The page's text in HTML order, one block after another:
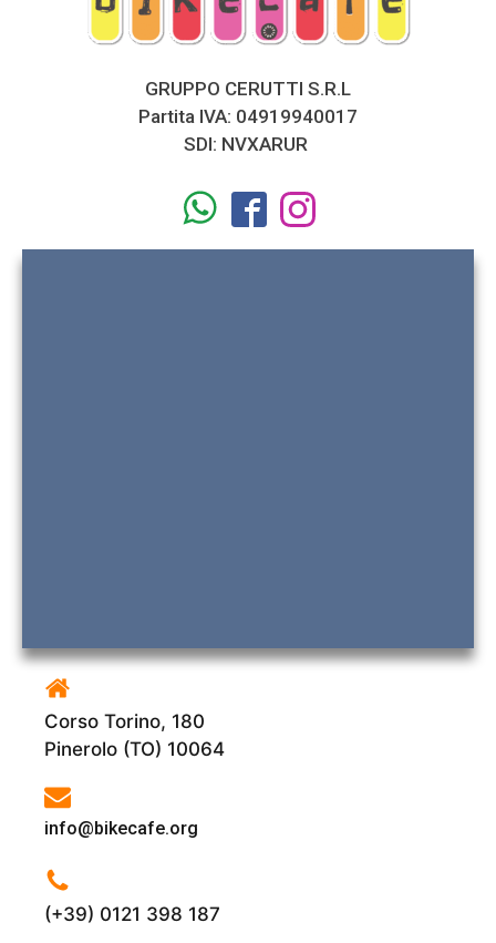
GRUPPO CERUTTI S.R.L
Partita IVA: 04919940017
SDI: NVXARUR
Corso Torino, 180
Pinerolo (TO) 10064
info@bikecafe.org
(+39) 0121 398 187